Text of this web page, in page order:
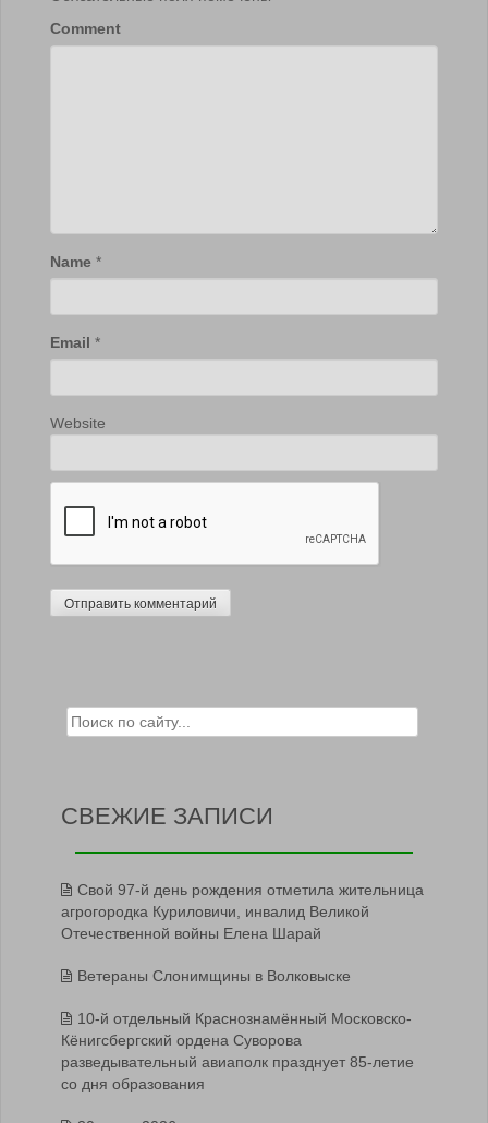
Comment
Name *
Email *
Website
Search for:
СВЕЖИЕ ЗАПИСИ
Свой 97-й день рождения отметила жительница
агрогородка Куриловичи, инвалид Великой
Отечественной войны Елена Шарай
Ветераны Слонимщины в Волковыске
10-й отдельный Краснознамённый Московско-
Кёнигсбергский ордена Суворова
разведывательный авиаполк празднует 85-летие
со дня образования